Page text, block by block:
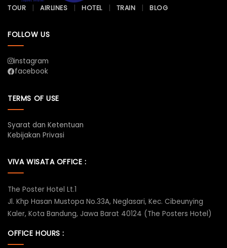
TOUR AIRLINES HOTEL TRAIN BLOG
FOLLOW US
instagram
facebook
TERMS OF USE
Syarat dan Ketentuan
Kebijakan Privasi
VIVA WISATA OFFICE :
The Poster Hotel Lt.1
Jl. Khp Hasan Mustopa No.33A, Neglasari, Kec. Cibeunying
Kaler, Kota Bandung, Jawa Barat 40124 (The Posters Hotel)
OFFICE HOURS :